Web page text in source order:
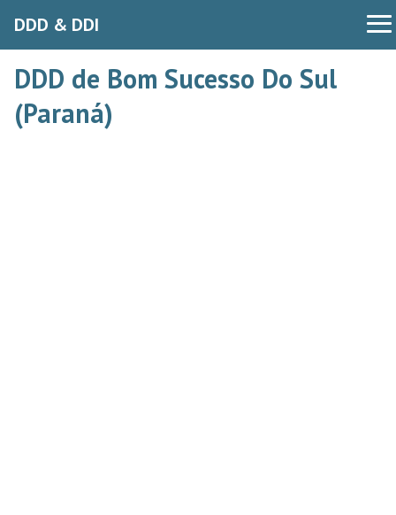
DDD & DDI
DDD de Bom Sucesso Do Sul
(Paraná)